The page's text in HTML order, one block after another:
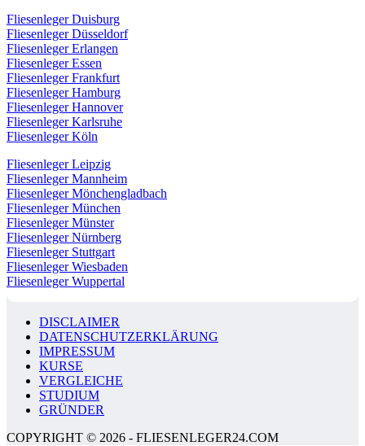
Fliesenleger Duisburg
Fliesenleger Düsseldorf
Fliesenleger Erlangen
Fliesenleger Essen
Fliesenleger Frankfurt
Fliesenleger Hamburg
Fliesenleger Hannover
Fliesenleger Karlsruhe
Fliesenleger Köln
Fliesenleger Leipzig
Fliesenleger Mannheim
Fliesenleger Mönchengladbach
Fliesenleger München
Fliesenleger Münster
Fliesenleger Nürnberg
Fliesenleger Stuttgart
Fliesenleger Wiesbaden
Fliesenleger Wuppertal
DISCLAIMER
DATENSCHUTZERKLÄRUNG
IMPRESSUM
KURSE
VERGLEICHE
STUDIUM
GRÜNDER
COPYRIGHT © 2026 - FLIESENLEGER24.COM